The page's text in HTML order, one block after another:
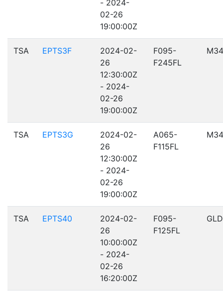
- 2024-
02-26
19:00:00Z
TSA EPTS3F
2024-02-
26
12:30:00Z
- 2024-
02-26
19:00:00Z
F095-
F245FL
TSA EPTS3G
2024-02-
26
12:30:00Z
- 2024-
02-26
19:00:00Z
A065-
F115FL
TSA EPTS40
2024-02-
26
10:00:00Z
- 2024-
02-26
16:20:00Z
F095-
F125FL
GLD